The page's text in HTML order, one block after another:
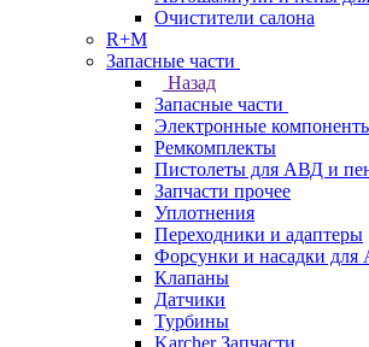
Очистители салона
R+M
Запасные части
Назад
Запасные части
Электронные
Ремкомплекты
Пистолеты для АВД и
Запчасти прочее
Уплотнения
Переходники и адаптеры
Форсунки и насадки
Клапаны
Датчики
Турбины
Karcher Запчасти